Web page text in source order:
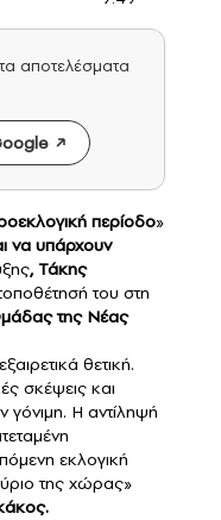
αποτελέσματα
περίοδο»
να υπάρχουν
, Τάκης
του στη
της Νέας
θετική.
σκέψεις και
γόνιμη. Η αντίληψή
εκλογική
της χώρας»